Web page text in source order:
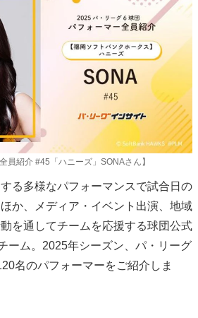
員紹介 #45「ハニーズ」SONAさん】
る多様なパフォーマンスで試合日の
か、メディア・イベント出演、地域
を通してチームを応援する球団公式
ーム。2025年シーズン、パ・リーグ
名のパフォーマーをご紹介しま